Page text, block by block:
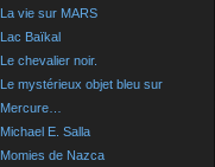
La vie sur MARS
Lac Baïkal
Le chevalier noir.
Le mystérieux objet bleu sur
Mercure…
Michael E. Salla
Momies de Nazca